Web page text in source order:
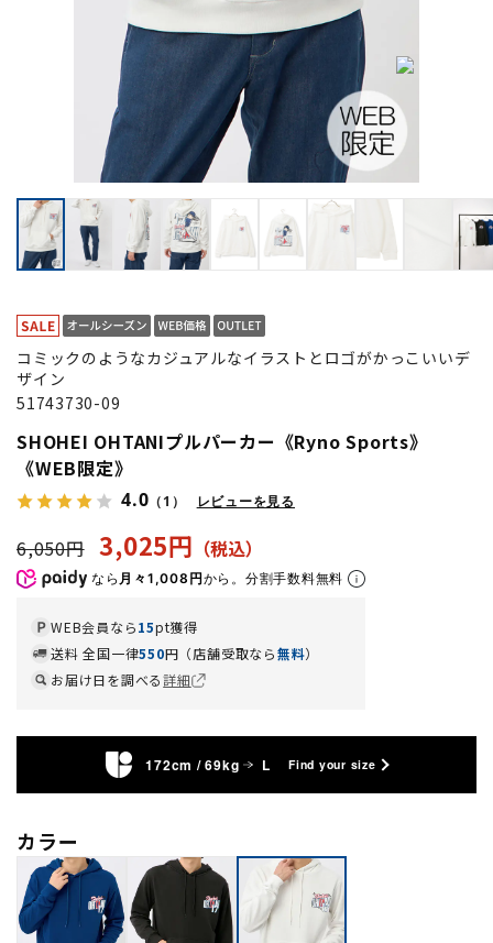
コミックのようなカジュアルなイラストとロゴがかっこいいデ
ザイン
51743730-09
SHOHEI OHTANIプルパーカー《Ryno Sports》
《WEB限定》
4.0 （1） レビューを見る
6,050円 3,025円
なら 月々1,008円から。分割手数料無料
WEB会員なら15pt獲得
送料 全国一律550円（店舗受取なら無料）
お届け日を調べる詳細
172cm / 69kg L Find your size
カラー